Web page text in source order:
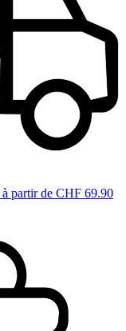
à partir de CHF 69.90